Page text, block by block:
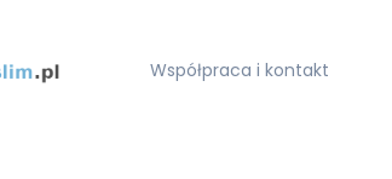
Współpraca i kontakt